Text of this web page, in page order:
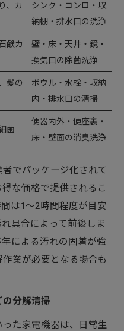
、カ
シンク・コンロ・収
納棚・排水口の洗浄
鹸カ
壁・床・天井・鏡・
換気口の除菌洗浄
髪の
ボウル・水栓・収納
内・排水口の清掃
菌
便器内外・便座裏・
床・壁面の消臭洗浄
でパッケージ化されて
な価格で提供されるこ
は1～2時間程度が目安
具合によって前後しま
による汚れの固着が強
業が必要となる場合も
分解清掃
た家電機器は、日常生